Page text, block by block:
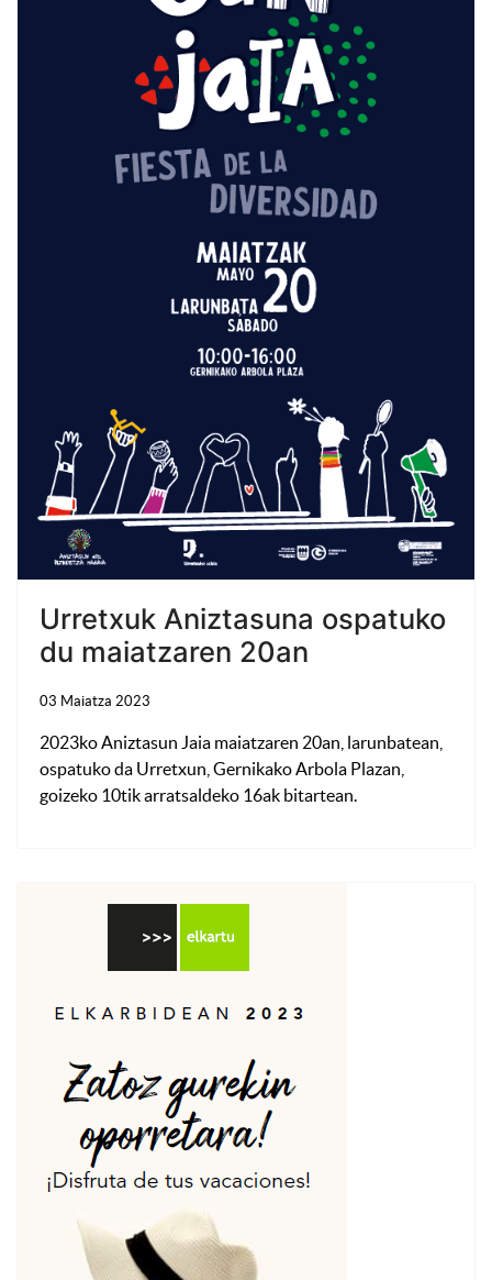
Urretxuk Aniztasuna ospatuko
du maiatzaren 20an
03 Maiatza 2023
2023ko Aniztasun Jaia maiatzaren 20an, larunbatean,
ospatuko da Urretxun, Gernikako Arbola Plazan,
goizeko 10tik arratsaldeko 16ak bitartean.